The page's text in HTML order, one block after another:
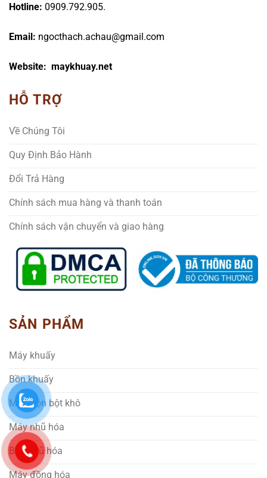
Hotline: 0909.792.905.
Email: ngocthach.achau@gmail.com
Website: maykhuay.net
HỖ TRỢ
Về Chúng Tôi
Quy Định Bảo Hành
Đổi Trả Hàng
Chính sách mua hàng và thanh toán
Chính sách vận chuyển và giao hàng
SẢN PHẨM
Máy khuấy
Bồn khuấy
Máy trộn bột khô
Máy nhũ hóa
Bồn nhũ hóa
Máy đồng hóa